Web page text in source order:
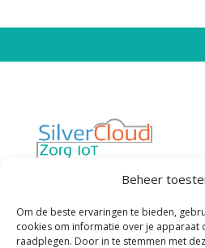
Beheer
Om de beste ervaringen te bieden,
cookies om informatie over je apparaat
raadplegen. Door in te stemmen met
Van “werken met technologie in de
naar “technologie die werkt voor de
Privacybeleid
Cookiebeleid
Algemene Voorwaarden